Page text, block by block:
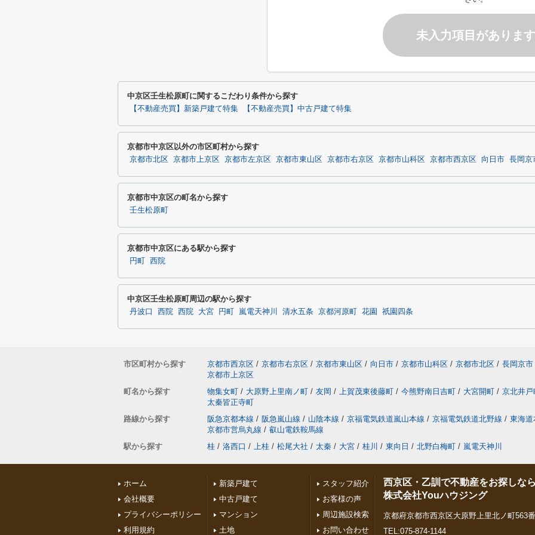
未入力項目があります
中京区壬生松原町に関するこだわり条件から探す
【不動産売買】新築戸建て特集 【不動産売買】中古戸建て特集
京都市中京区以外の市区町村から探す
京都市北区 京都市上京区 京都市左京区 京都市東山区 京都市右京区 京都市山科区 京都市西京区 向日市 長岡京
京都市中京区の町名から探す
壬生松原町
京都市中京区にある駅から探す
円町 西院
中京区壬生松原町周辺の駅から探す
丹波口 西院 西院 大宮 円町 嵐電天神川 清水五条 京都河原町 花園 祇園四条
市区町村から探す 京都市西京区 / 京都市右京区 / 京都市東山区 / 向日市 / 京都市山科区 / 京都市北区 / 長岡京市
京都市上京区
町名から探す
物集女町 / 大原野上里南ノ町 / 友岡 / 上賀茂東後藤町 / 今熊野南日吉町 / 大宮開町 / 京北井戸
太秦皆正寺町
路線から探す
阪急京都本線 / 阪急嵐山線 / 山陰本線 / 京福電気鉄道嵐山本線 / 京福電気鉄道北野線 / 東海道
京都市営烏丸線 / 叡山電鉄鞍馬線
駅から探す
桂 / 洛西口 / 上桂 / 松尾大社 / 太秦 / 大宮 / 桂川 / 東向日 / 北野白梅町 / 嵐電天神川
ホーム
会社概要
プライバシーポリシー
利用規約
新築戸建て
中古戸建て
マンション
土地
スタッフ紹介
お客様の声
周辺施設検索
お問い合わせ
西京区・乙訓で不動産をお探しな
株式会社Youハウジング
京都府京都市西京区大原野上里北ノ町563
TEL:075-874-1144